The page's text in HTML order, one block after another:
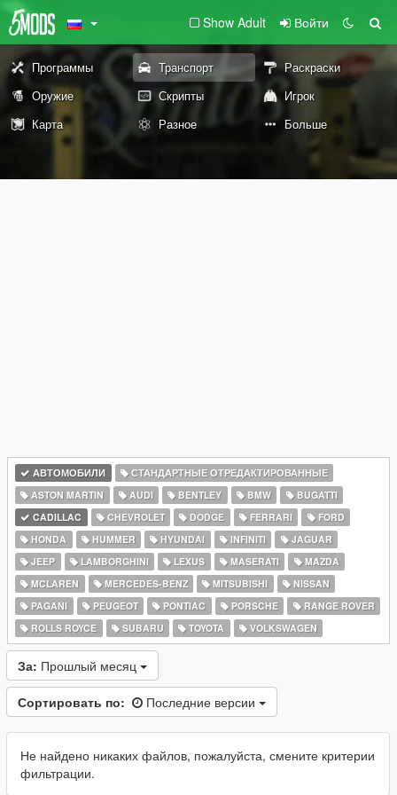
Show Adult Войти
Программы Транспорт
Раскраски
Оружие
Скрипты
Игрок
Карта
Разное Больше
АВТОМОБИЛИ
СТАНДАРТНЫЕ ОТРЕДАКТИРОВАННЫЕ
ASTON MARTIN
AUDI BENTLEY BMW
BUGATTI
CADILLAC
CHEVROLET DODGE FERRARI
FORD
HONDA
HUMMER HYUNDAI INFINITI
JAGUAR
JEEP
LAMBORGHINI LEXUS MASERATI
MAZDA
MCLAREN
MERCEDES-BENZ MITSUBISHI
NISSAN
PAGANI
PEUGEOT PONTIAC PORSCHE
RANGE ROVER
ROLLS ROYCE
SUBARU TOYOTA VOLKSWAGEN
За: Прошлый месяц
Сортировать по: Последние версии
Не найдено никаких файлов, пожалуйста, смените критерии
фильтрации.